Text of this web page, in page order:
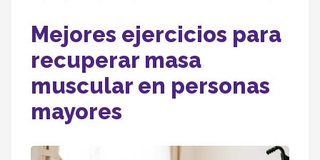
Mejores ejercicios para
recuperar masa
muscular en personas
mayores